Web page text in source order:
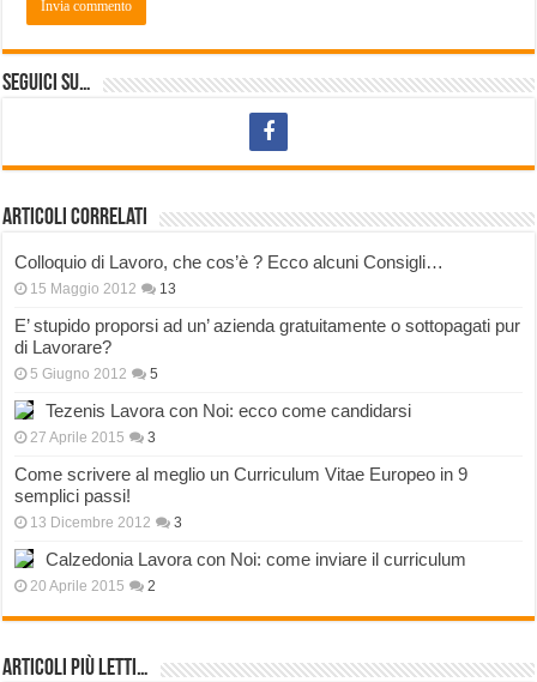
Seguici su…
Articoli correlati
Colloquio di Lavoro, che cos’è ? Ecco alcuni Consigli…
15 Maggio 2012 13
E’ stupido proporsi ad un’ azienda gratuitamente o sottopagati pur
di Lavorare?
5 Giugno 2012 5
Tezenis Lavora con Noi: ecco come candidarsi
27 Aprile 2015 3
Come scrivere al meglio un Curriculum Vitae Europeo in 9
semplici passi!
13 Dicembre 2012 3
Calzedonia Lavora con Noi: come inviare il curriculum
20 Aprile 2015 2
Articoli più Letti…